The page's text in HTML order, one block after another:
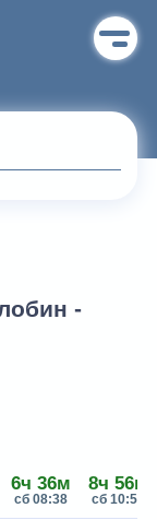
-
6ч 36м
сб 08:38
8ч 56м
сб 10:58